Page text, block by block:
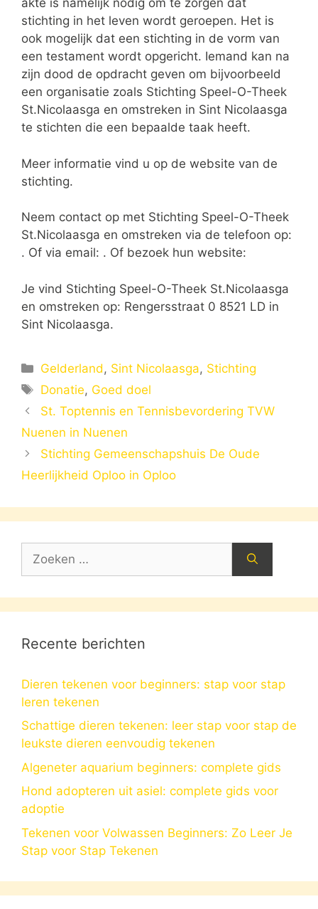
akte is namelijk nodig om te zorgen dat
stichting in het leven wordt geroepen. Het is
ook mogelijk dat een stichting in de vorm van
een testament wordt opgericht. Iemand kan na
zijn dood de opdracht geven om bijvoorbeeld
een organisatie zoals Stichting Speel-O-Theek
St.Nicolaasga en omstreken in Sint Nicolaasga
te stichten die een bepaalde taak heeft.
Meer informatie vind u op de website van de
stichting.
Neem contact op met Stichting Speel-O-Theek
St.Nicolaasga en omstreken via de telefoon op:
. Of via email: . Of bezoek hun website:
Je vind Stichting Speel-O-Theek St.Nicolaasga
en omstreken op: Rengersstraat 0 8521 LD in
Sint Nicolaasga.
Categorieën
Gelderland , Sint Nicolaasga, Stichting
Tags
Donatie, Goed doel
St. Toptennis en Tennisbevordering TVW
Nuenen in Nuenen
Stichting Gemeenschapshuis De Oude
Heerlijkheid Oploo in Oploo
naar:
Recente berichten
Dieren tekenen voor beginners: stap voor stap
leren tekenen
Schattige dieren tekenen: leer stap voor stap de
leukste dieren eenvoudig tekenen
Algeneter aquarium beginners: complete gids
Hond adopteren uit asiel: complete gids voor
adoptie
Tekenen voor Volwassen Beginners: Zo Leer Je
Stap voor Stap Tekenen